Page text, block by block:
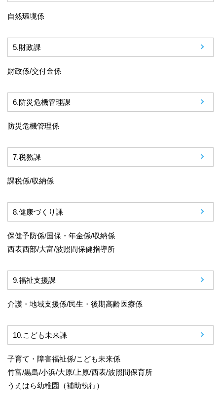
自然環境係
5.財政課
財政係/交付金係
6.防災危機管理課
防災危機管理係
7.税務課
課税係/収納係
8.健康づくり課
保健予防係/国保・年金係/収納係
西表西部/大富/波照間保健指導所
9.福祉支援課
介護・地域支援係/民生・後期高齢医療係
10.こども未来課
子育て・障害福祉係/こども未来係
竹富/黒島/小浜/大原/上原/西表/波照間保育所
うえはら幼稚園（補助執行）